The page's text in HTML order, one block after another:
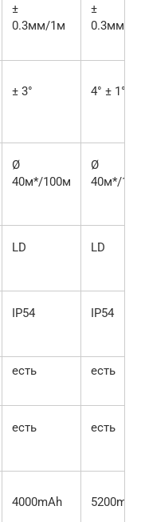
±
0.3мм/1м
±
0.3мм/
± 3° 4° ± 1°
Ø
40м*/100м
Ø
40м*/
LD LD
IP54 IP54
есть есть
есть есть
4000mAh 5200mAh